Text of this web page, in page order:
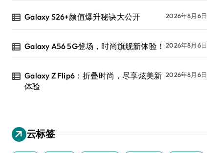
Galaxy S26+颜值爆升秘诀大公开 2026年8月6日
Galaxy A56 5G登场，时尚旗舰新体验！ 2026年8月6日
Galaxy Z Flip6：折叠时尚，尽享炫美新
体验
2026年8月6日
云标签